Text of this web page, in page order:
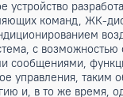
премиум-
до -20°C. </
контура; -
ДЛЯ
должна